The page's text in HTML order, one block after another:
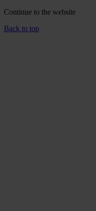
Continue to the website
Back to top